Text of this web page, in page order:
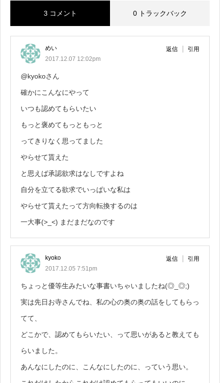
3 コメント 0 トラックバック
めい
2017.12.07 12:02pm
返信 引用
@kyokoさん
確かにこんなにやって
いつも認めてもらいたい
もっと褒めてもっともっと
ってきりなく思ってました
やらせて貰えた
と思えば承認欲求はなしですよね
自分を立てる欲求でいっぱいな私は
やらせて貰えたって方向転換するのは
一大事(>_<) まだまだなのです
kyoko
2017.12.05 7:51pm
返信 引用
ちょっと優等生みたいな事書いちゃいましたね(◎_◎;)
実は先日お寺さんでね、私の心の奥の奥の話をしてもらっ
てて、
どこかで、認めてもらいたい、って思いがあると教えても
らいました。
あんなにしたのに、こんなにしたのに、っていう思い。